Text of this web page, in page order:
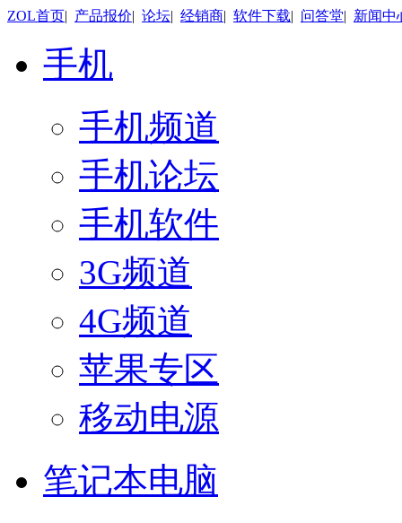
ZOL首页| 产品报价| 论坛| 经销商| 软件下载| 问答堂| 新闻中
手机
手机频道
手机论坛
手机软件
3G频道
4G频道
苹果专区
移动电源
笔记本电脑